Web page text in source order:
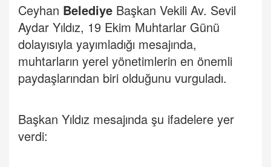
Ceyhan Belediye Başkan Vekili Av. Sevil
Aydar Yıldız, 19 Ekim Muhtarlar Günü
dolayısıyla yayımladığı mesajında,
muhtarların yerel yönetimlerin en önemli
paydaşlarından biri olduğunu vurguladı.
Başkan Yıldız mesajında şu ifadelere yer
verdi: